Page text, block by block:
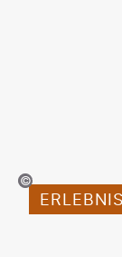
- gty